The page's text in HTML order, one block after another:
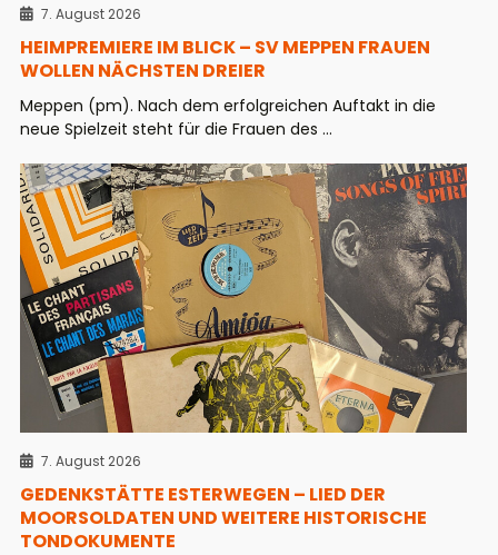
7. August 2026
HEIMPREMIERE IM BLICK – SV MEPPEN FRAUEN
WOLLEN NÄCHSTEN DREIER
Meppen (pm). Nach dem erfolgreichen Auftakt in die
neue Spielzeit steht für die Frauen des ...
7. August 2026
GEDENKSTÄTTE ESTERWEGEN – LIED DER
MOORSOLDATEN UND WEITERE HISTORISCHE
TONDOKUMENTE